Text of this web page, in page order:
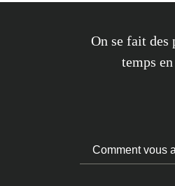
On se fait des
temps
Comment vous